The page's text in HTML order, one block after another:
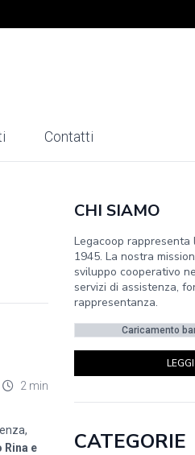
Contatti
2 min
Rina e
CHI SIAMO
Legacoop
1945. La nostra
sviluppo cooperativo
servizi di assistenza,
rappresentanza.
Caricamento
CATEGORIE